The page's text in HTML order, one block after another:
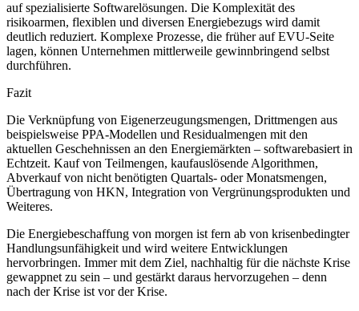
auf spezialisierte Softwarelösungen. Die Komplexität des
risikoarmen, flexiblen und diversen Energiebezugs wird damit
deutlich reduziert. Komplexe Prozesse, die früher auf EVU-Seite
lagen, können Unternehmen mittlerweile gewinnbringend selbst
durchführen.
Fazit
Die Verknüpfung von Eigenerzeugungsmengen, Drittmengen aus
beispielsweise PPA-Modellen und Residualmengen mit den
aktuellen Geschehnissen an den Energiemärkten – softwarebasiert in
Echtzeit. Kauf von Teilmengen, kaufauslösende Algorithmen,
Abverkauf von nicht benötigten Quartals- oder Monatsmengen,
Übertragung von HKN, Integration von Vergrünungsprodukten und
Weiteres.
Die Energiebeschaffung von morgen ist fern ab von krisenbedingter
Handlungsunfähigkeit und wird weitere Entwicklungen
hervorbringen. Immer mit dem Ziel, nachhaltig für die nächste Krise
gewappnet zu sein – und gestärkt daraus hervorzugehen – denn
nach der Krise ist vor der Krise.